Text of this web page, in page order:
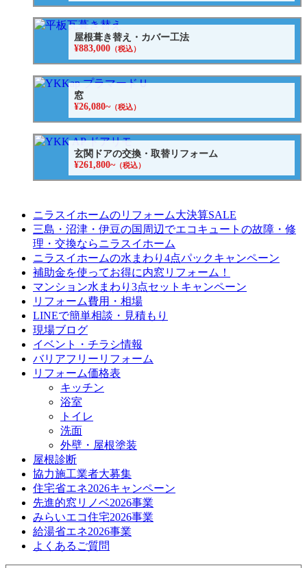
屋根葺き替え・カバー工法
¥883,000 （税込）
窓
¥26,080~（税込）
玄関ドアの交換・取替リフォーム
¥261,800~（税込）
ニラスイホームのリフォーム大決算SALE
三島・沼津・伊豆の国周辺でエコキュートの故障・修
理・交換ならニラスイホーム
ニラスイホームの水まわり4点パックキャンペーン
補助金を使ってお得に内窓リフォーム！
マンション水まわり3点セットキャンペーン
リフォーム費用・相場
LINEで簡単相談・見積もり
現場ブログ
イベント・チラシ情報
バリアフリーリフォーム
リフォーム価格表
キッチン
浴室
トイレ
洗面
外壁・屋根塗装
屋根診断
協力施工業者大募集
住宅省エネ2026キャンペーン
先進的窓リノベ2026事業
みらいエコ住宅2026事業
給湯省エネ2026事業
よくあるご質問